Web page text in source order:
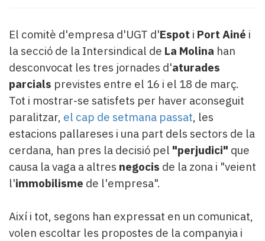
Pallars
Contingut
Lo
més
llegit...
Editorial
El comitè d'empresa d'UGT d'Espot i Port Ainé i
la secció de la Intersindical de La Molina han
desconvocat les tres jornades d'aturades
parcials previstes entre el 16 i el 18 de març.
Tot i mostrar-se satisfets per haver aconseguit
paralitzar, el cap de setmana passat, les
estacions pallareses i una part dels sectors de la
cerdana, han pres la decisió pel "perjudici" que
causa la vaga a altres negocis de la zona i "veient
l'immobilisme de l'empresa".
Així i tot, segons han expressat en un comunicat,
volen escoltar les propostes de la companyia i